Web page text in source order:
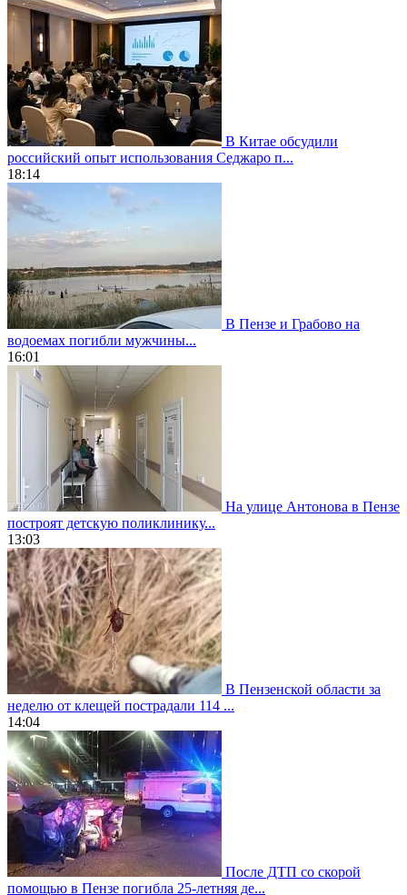
В Китае обсудили
российский опыт использования Седжаро п...
18:14
В Пензе и Грабово на
водоемах погибли мужчины...
16:01
На улице Антонова в Пензе
построят детскую поликлинику...
13:03
В Пензенской области за
неделю от клещей пострадали 114 ...
14:04
После ДТП со скорой
помощью в Пензе погибла 25-летняя де...